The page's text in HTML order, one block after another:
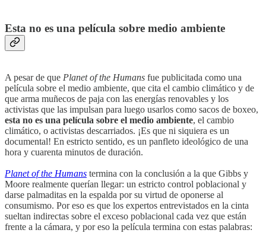
Esta no es una película sobre medio ambiente
A pesar de que Planet of the Humans fue publicitada como una
película sobre el medio ambiente, que cita el cambio climático y de
que arma muñecos de paja con las energías renovables y los
activistas que las impulsan para luego usarlos como sacos de boxeo,
esta no es una película sobre el medio ambiente, el cambio
climático, o activistas descarriados. ¡Es que ni siquiera es un
documental! En estricto sentido, es un panfleto ideológico de una
hora y cuarenta minutos de duración.
Planet of the Humans termina con la conclusión a la que Gibbs y
Moore realmente querían llegar: un estricto control poblacional y
darse palmaditas en la espalda por su virtud de oponerse al
consumismo. Por eso es que los expertos entrevistados en la cinta
sueltan indirectas sobre el exceso poblacional cada vez que están
frente a la cámara, y por eso la película termina con estas palabras: